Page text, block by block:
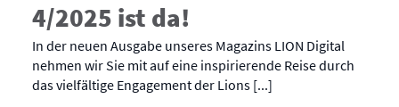
4/2025 ist da!
In der neuen Ausgabe unseres Magazins LION Digital
nehmen wir Sie mit auf eine inspirierende Reise durch
das vielfältige Engagement der Lions [...]